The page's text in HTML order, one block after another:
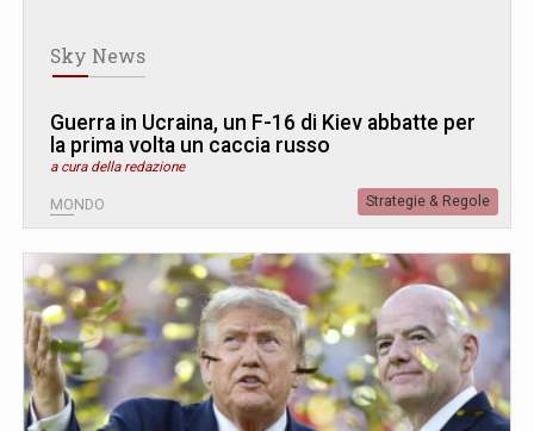
Sky News
Guerra in Ucraina, un F-16 di Kiev abbatte per
la prima volta un caccia russo
a cura della redazione
MONDO Strategie & Regole